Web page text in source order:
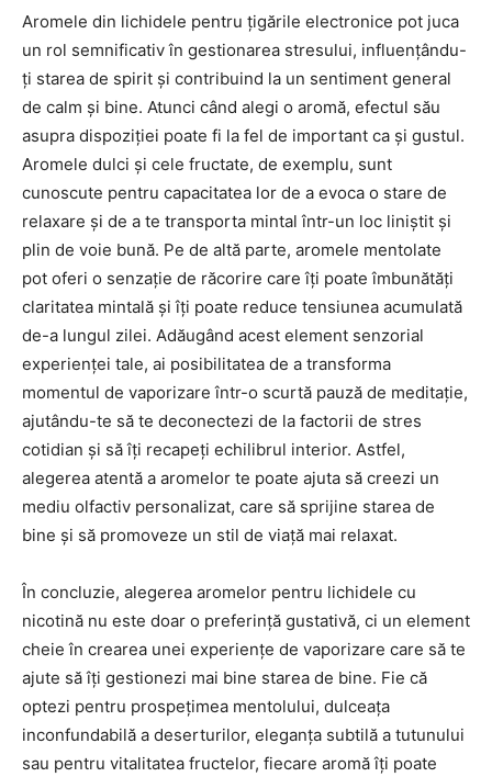
Aromele din lichidele pentru țigările electronice pot juca
un rol semnificativ în gestionarea stresului, influențându-
ți starea de spirit și contribuind la un sentiment general
de calm și bine. Atunci când alegi o aromă, efectul său
asupra dispoziției poate fi la fel de important ca și gustul.
Aromele dulci și cele fructate, de exemplu, sunt
cunoscute pentru capacitatea lor de a evoca o stare de
relaxare și de a te transporta mintal într-un loc liniștit și
plin de voie bună. Pe de altă parte, aromele mentolate
pot oferi o senzație de răcorire care îți poate îmbunătăți
claritatea mintală și îți poate reduce tensiunea acumulată
de-a lungul zilei. Adăugând acest element senzorial
experienței tale, ai posibilitatea de a transforma
momentul de vaporizare într-o scurtă pauză de meditație,
ajutându-te să te deconectezi de la factorii de stres
cotidian și să îți recapeți echilibrul interior. Astfel,
alegerea atentă a aromelor te poate ajuta să creezi un
mediu olfactiv personalizat, care să sprijine starea de
bine și să promoveze un stil de viață mai relaxat.
În concluzie, alegerea aromelor pentru lichidele cu
nicotină nu este doar o preferință gustativă, ci un element
cheie în crearea unei experiențe de vaporizare care să te
ajute să îți gestionezi mai bine starea de bine. Fie că
optezi pentru prospețimea mentolului, dulceața
inconfundabilă a deserturilor, eleganța subtilă a tutunului
sau pentru vitalitatea fructelor, fiecare aromă îți poate